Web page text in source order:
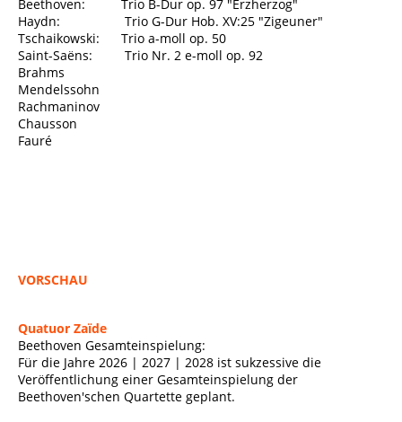
Beethoven: Trio B-Dur op. 97 "Erzherzog"
Haydn: Trio G-Dur Hob. XV:25 "Zigeuner"
Tschaikowski: Trio a-moll op. 50
Saint-Saëns: Trio Nr. 2 e-moll op. 92
Brahms
Mendelssohn
Rachmaninov
Chausson
Fauré
VORSCHAU
Quatuor Zaïde
Beethoven Gesamteinspielung:
Für die Jahre 2026 | 2027 | 2028 ist sukzessive die
Veröffentlichung einer Gesamteinspielung der
Beethoven'schen Quartette geplant.